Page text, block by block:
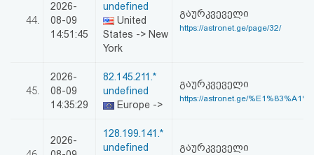
44.
2026-
08-09
14:51:45
undefined
United
States -> New
York
გაურკვეველი
https://astronet.ge/page/32/
45.
2026-
08-09
14:35:29
82.145.211.*
undefined
Europe ->
გაურკვეველი
https://astronet.ge/
2026-
128.199.141.*
undefined
გაურკვეველი